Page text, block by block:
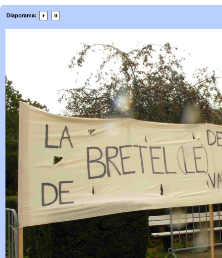
Diaporama: